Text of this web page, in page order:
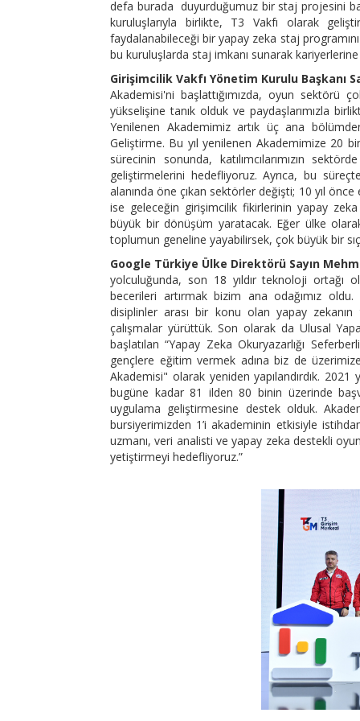
defa burada duyurduğumuz bir staj projesini
kuruluşlarıyla birlikte, T3 Vakfı olarak
faydalanabileceği bir yapay zeka staj
bu kuruluşlarda staj imkanı sunarak
Girişimcilik Vakfı Yönetim Kurulu Başkanı
Akademisi'ni başlattığımızda, oyun sektörü
yükselişine tanık olduk ve paydaşlarımızla
Yenilenen Akademimiz artık üç ana
Geliştirme. Bu yıl yenilenen Akademimize 20
sürecinin sonunda, katılımcılarımızın
geliştirmelerini hedefliyoruz. Ayrıca, bu
alanında öne çıkan sektörler değişti; 10 yıl
ise geleceğin girişimcilik fikirlerinin yapay
büyük bir dönüşüm yaratacak. Eğer ülke
toplumun geneline yayabilirsek, çok büyük bir
Google Türkiye Ülke Direktörü Sayın
yolculuğunda, son 18 yıldır teknoloji ortağı
becerileri artırmak bizim ana odağımız
disiplinler arası bir konu olan yapay zekanın
çalışmalar yürüttük. Son olarak da Ulusal
başlatılan “Yapay Zeka Okuryazarlığı
gençlere eğitim vermek adına biz de
Akademisi" olarak yeniden yapılandırdık. 2021
bugüne kadar 81 ilden 80 binin üzerinde
uygulama geliştirmesine destek olduk.
bursiyerimizden 1’i akademinin etkisiyle
uzmanı, veri analisti ve yapay zeka destekli
yetiştirmeyi hedefliyoruz.”